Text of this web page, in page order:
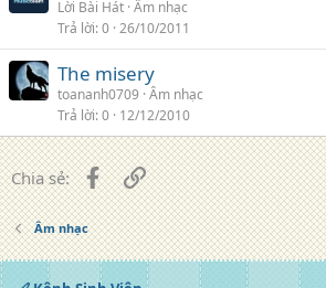
Lời Bài Hát Âm nhạc
Trả lời 0 26/10/2011
The misery
toananh0709 Âm nhạc
Trả lời 0 12/12/2010
Chia sẻ: FacebookLiên kết
Âm nhạc